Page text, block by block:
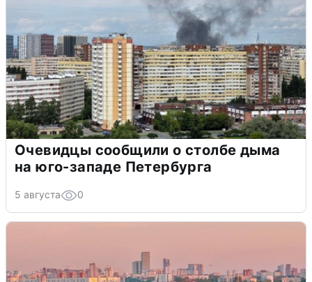
Очевидцы сообщили о столбе дыма
на юго-западе Петербурга
5 августа 0